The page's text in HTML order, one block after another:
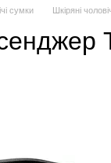
сумки Шкіряні